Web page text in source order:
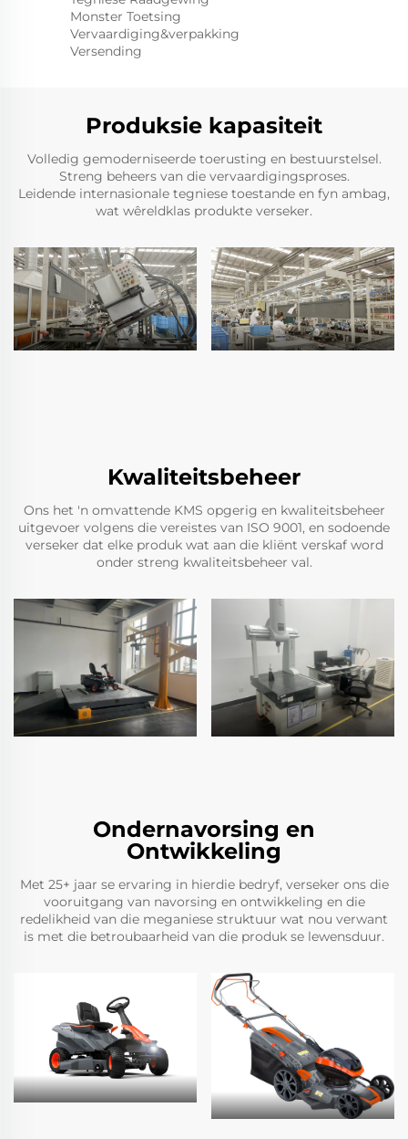
Monster Toetsing
Vervaardiging&verpakking
Versending
Produksie kapasiteit
Volledig gemoderniseerde toerusting en bestuurstelsel.
Streng beheers van die vervaardigingsproses.
Leidende internasionale tegniese toestande en fyn ambag,
wat wêreldklas produkte verseker.
Kwaliteitsbeheer
Ons het 'n omvattende KMS opgerig en kwaliteitsbeheer
uitgevoer volgens die vereistes van ISO 9001, en sodoende
verseker dat elke produk wat aan die kliënt verskaf word
onder streng kwaliteitsbeheer val.
Ondernavorsing en
Ontwikkeling
Met 25+ jaar se ervaring in hierdie bedryf, verseker ons die
vooruitgang van navorsing en ontwikkeling en die
redelikheid van die meganiese struktuur wat nou verwant
is met die betroubaarheid van die produk se lewensduur.